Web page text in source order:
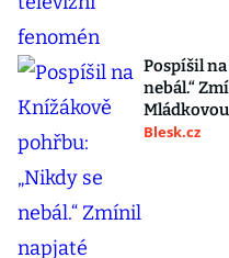
Pospíšil
nebál.“
Mládkovou
Blesk.cz